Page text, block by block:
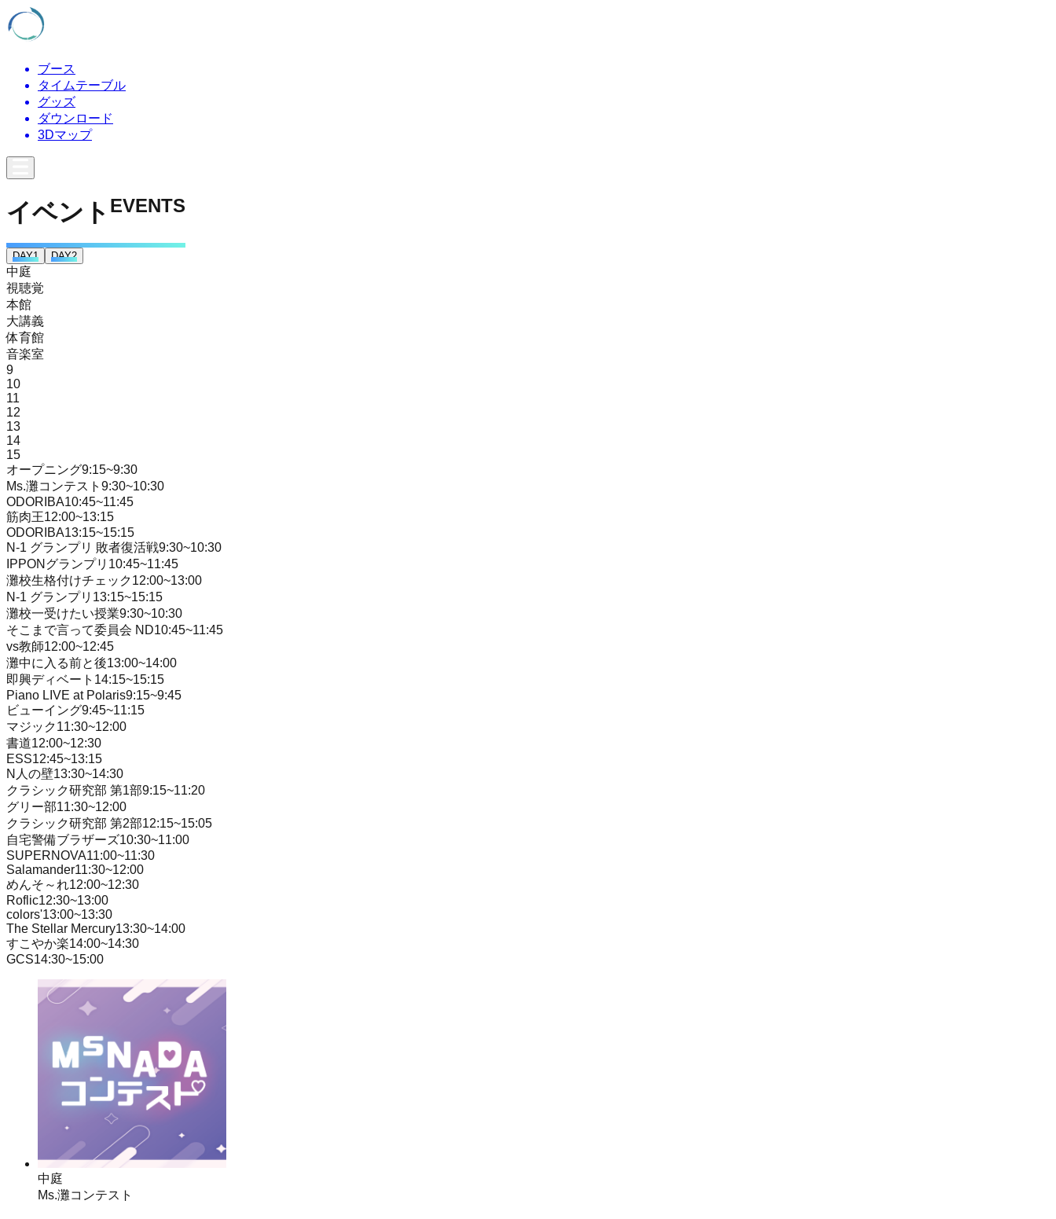
ブース
タイムテーブル
グッズ
ダウンロード
3Dマップ
イベント EVENTS
DAY1 DAY2
中庭
視聴覚
本館
大講義
体育館
音楽室
9
10
11
12
13
14
15
オープニング9:15~9:30
Ms.灘コンテスト 9:30~10:30
ODORIBA10:45~11:45
筋肉王12:00~13:15
ODORIBA13:15~15:15
N-1 グランプリ 敗者復活戦9:30~10:30
IPPONグランプリ 10:45~11:45
灘校生格付けチェック12:00~13:00
N-1 グランプリ 13:15~15:15
灘校一受けたい授業9:30~10:30
そこまで言って委員会 ND10:45~11:45
vs教師12:00~12:45
灘中に入る前と後13:00~14:00
即興ディベート 14:15~15:15
Piano LIVE at Polaris9:15~9:45
ビューイング9:45~11:15
マジック11:30~12:00
書道12:00~12:30
ESS12:45~13:15
N人の壁13:30~14:30
クラシック研究部 第1部9:15~11:20
グリー部11:30~12:00
クラシック研究部 第2部12:15~15:05
自宅警備ブラザーズ10:30~11:00
SUPERNOVA11:00~11:30
Salamander11:30~12:00
めんそ～れ12:00~12:30
Roflic12:30~13:00
colors'13:00~13:30
The Stellar Mercury13:30~14:00
すこやか楽14:00~14:30
GCS14:30~15:00
中庭
Ms.灘コンテスト